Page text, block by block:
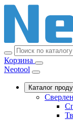
Корзина
Neotool
Каталог